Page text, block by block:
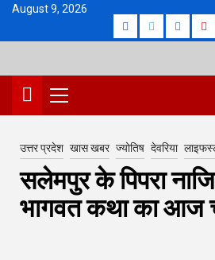
Skip
content
August 9, 2026
Facebook
Twitter
Primary
Menu
उत्तर प्रदेश खास खबर ज्योतिष देवरिया
सलेमपुर के पिपरा
भागवत कथा का आज